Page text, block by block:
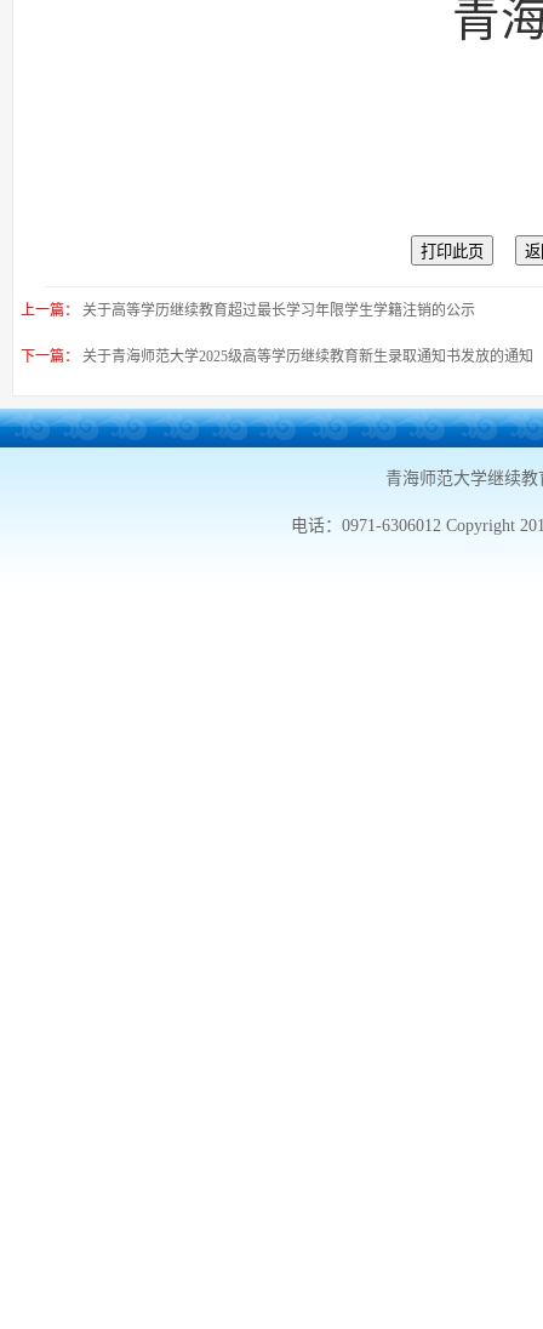
青
上一篇： 关于高等学历继续教育超过最长学习年限学生学籍注销的公示
下一篇： 关于青海师范大学2025级高等学历继续教育新生录取通知书发放的通知
青海师范大学继续
电话：0971-6306012 Copyright